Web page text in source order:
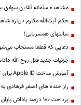
مشاهده سامانه آنلاين سوابق
حكم آيت‌الله مكارم درباره
سایتهای همسریابی!
دعايي كه قطعا مستجاب
جزئیات جدید قتل روح الله
آموزش ساخت Apple ID برای کاربران ایرانی
راز خنده های اصغر فرهادی
پرداخت ۱۰۰ درصد پاداش پایان خدمت فرهنگیان